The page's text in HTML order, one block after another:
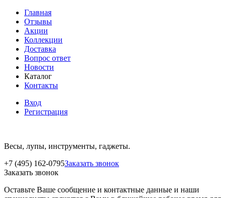
Главная
Отзывы
Акции
Коллекции
Доставка
Вопрос ответ
Новости
Каталог
Контакты
Вход
Регистрация
Весы, лупы, инструменты, гаджеты.
+7 (495) 162-0795Заказать звонок
Заказать звонок
Оставьте Ваше сообщение и контактные данные и наши